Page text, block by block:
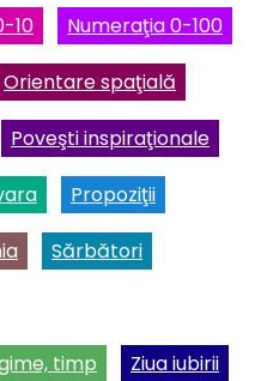
10 Numeraţia 0-100
Orientare spaţială
Poveşti inspiraţionale
Propoziţii
Sărbători
timp Ziua iubirii